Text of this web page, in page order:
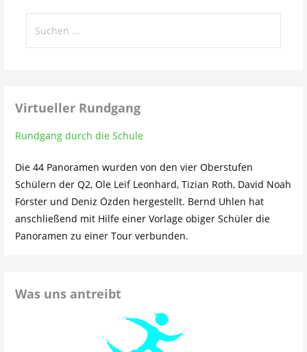
nach:
Virtueller Rundgang
Rundgang durch die Schule
Die 44 Panoramen wurden von den vier Oberstufen
Schülern der Q2, Ole Leif Leonhard, Tizian Roth, David Noah
Förster und Deniz Özden hergestellt. Bernd Uhlen hat
anschließend mit Hilfe einer Vorlage obiger Schüler die
Panoramen zu einer Tour verbunden.
Was uns antreibt